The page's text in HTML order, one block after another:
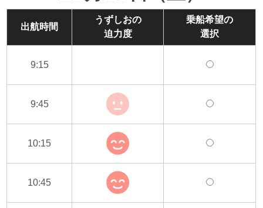
出航時間
うずしおの
迫力度
乗船希望の
選択
9:15
9:45
10:15
10:45